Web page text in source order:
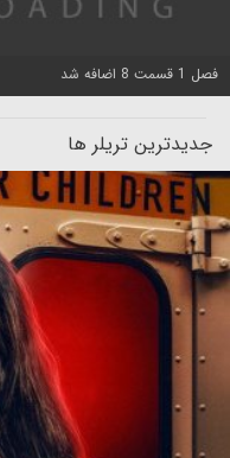
فصل 1 قسمت 8 اضافه شد
جدیدترین تریلر ها